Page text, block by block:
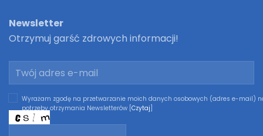
Newsletter
Otrzymuj garść zdrowych informacji!
Wyrażam zgodę na przetwarzanie moich danych osobowych (adres e-mail)
potrzeby otrzymania Newsletterów [ Czytaj